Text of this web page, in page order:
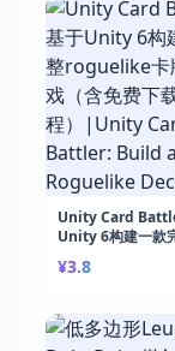
Unity Card
Unity 6构建一款
免费下载课程）
Deck-Builder
¥3.8